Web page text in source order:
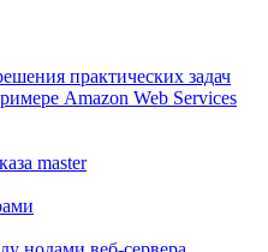
практических задач
Amazon Web Services
master